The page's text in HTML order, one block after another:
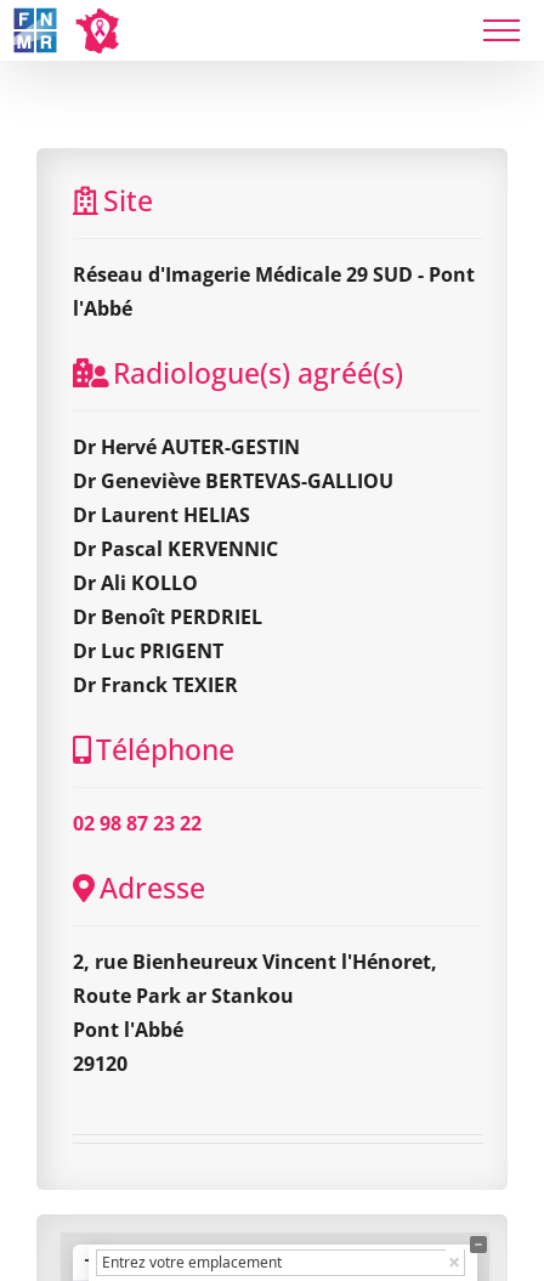
Skip
to
Site
Réseau d'Imagerie Médicale 29 SUD - Pont
l'Abbé
Radiologue(s) agréé(s)
Dr Hervé AUTER-GESTIN
Dr Geneviève BERTEVAS-GALLIOU
Dr Laurent HELIAS
Dr Pascal KERVENNIC
Dr Ali KOLLO
Dr Benoît PERDRIEL
Dr Luc PRIGENT
Dr Franck TEXIER
Téléphone
02 98 87 23 22
Adresse
2, rue Bienheureux Vincent l'Hénoret,
Route Park ar Stankou
Pont l'Abbé
29120
+